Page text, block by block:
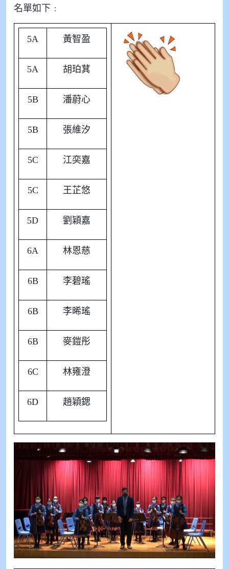
名單如下﹕
5A 黃智盈
5A 胡珀萁
5B 潘蔚心
5B 張維汐
5C 江奕嘉
5C 王芷悠
5D 劉穎嘉
6A 林恩慈
6B 李碧瑤
6B 李晞瑤
6B 麥鎧彤
6C 林雍澄
6D 趙穎鍶